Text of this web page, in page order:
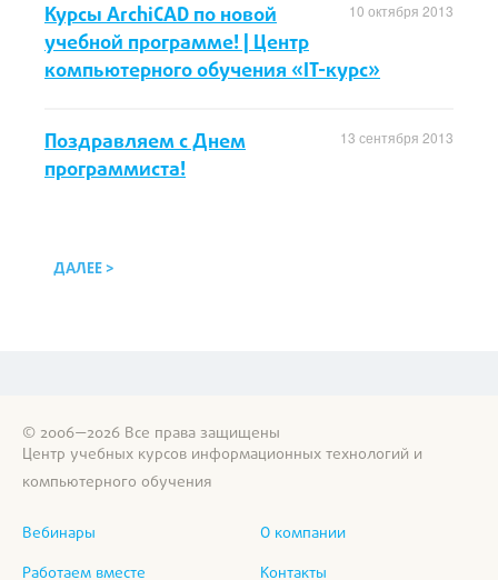
10 октября 2013
Курсы ArchiCAD по новой
учебной программе! | Центр
компьютерного обучения «IT-курс»
13 сентября 2013
Поздравляем с Днем
программиста!
ДАЛЕЕ >
© 2006—2026 Все права защищены
Центр учебных курсов информационных технологий и
компьютерного обучения
Вебинары
Работаем вместе
О компании
Контакты